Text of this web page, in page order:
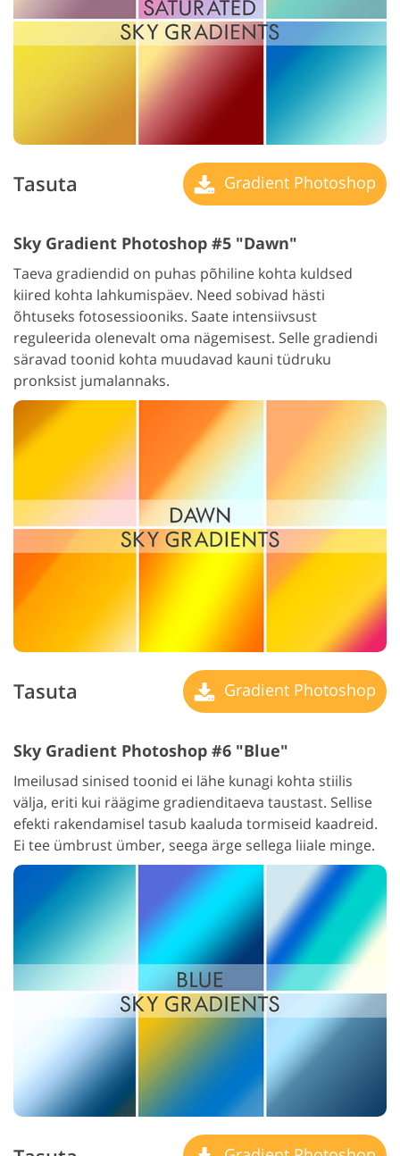
Tasuta Gradient Photoshop
Sky Gradient Photoshop #5 "Dawn"
Taeva gradiendid on puhas põhiline kohta kuldsed
kiired kohta lahkumispäev. Need sobivad hästi
õhtuseks fotosessiooniks. Saate intensiivsust
reguleerida olenevalt oma nägemisest. Selle gradiendi
säravad toonid kohta muudavad kauni tüdruku
pronksist jumalannaks.
Tasuta Gradient Photoshop
Sky Gradient Photoshop #6 "Blue"
Imeilusad sinised toonid ei lähe kunagi kohta stiilis
välja, eriti kui räägime gradienditaeva taustast. Sellise
efekti rakendamisel tasub kaaluda tormiseid kaadreid.
Ei tee ümbrust ümber, seega ärge sellega liiale minge.